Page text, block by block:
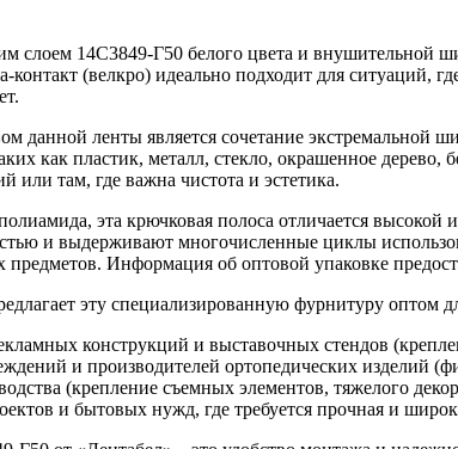
слоем 14С3849-Г50 белого цвета и
контакт (велкро) идеально подходит для
данной ленты является сочетание экстремальной
как пластик, металл, стекло, окрашенное
или там, где важна чистота и эстетика.
эта крючковая полоса отличается
и выдерживают многочисленные циклы
Информация об оптовой упаковке
эту специализированную фурнитуру оптом
конструкций и выставочных стендов
и производителей ортопедических изделий
(крепление съемных элементов, тяжелого
и бытовых нужд, где требуется прочная и